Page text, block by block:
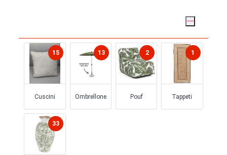
Cuscini
15
Ombrellone
13
Pouf
2
Tappeti
1
33